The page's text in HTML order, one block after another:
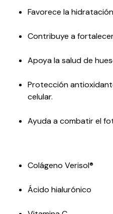
Favorece la
Contribuye a
Apoya la salud de
Protección
celular.
Ayuda a combatir el
Colágeno Verisol®
Ácido hialurónico